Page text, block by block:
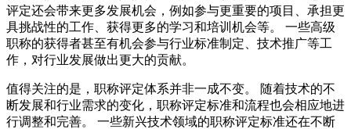
评定还会带来更多发展机会，例如参与更重要的项目、承担更
具挑战性的工作、获得更多的学习和培训机会等。 一些高级
职称的获得者甚至有机会参与行业标准制定、技术推广等工
作，对行业发展做出更大的贡献。
值得关注的是，职称评定体系并非一成不变。 随着技术的不
断发展和行业需求的变化，职称评定标准和流程也会相应地进
行调整和完善。 一些新兴技术领域的职称评定标准还在不断